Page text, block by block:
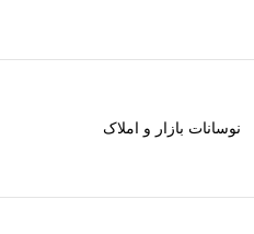
نوسانات بازار و املاک